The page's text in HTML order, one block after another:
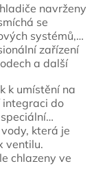
navrženy
se
systémů,
zařízení
a další
k umístění na
integraci do
která je
ventilu.
chlazeny ve